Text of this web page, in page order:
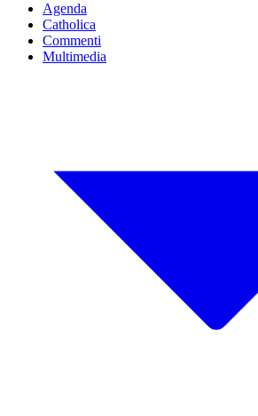
Agenda
Catholica
Commenti
Multimedia